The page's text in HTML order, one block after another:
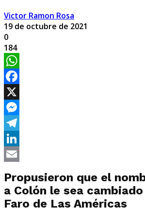
Victor Ramon Rosa
19 de octubre de 2021
0
184
WhatsApp
Facebook
X
Messenger
Telegram
LinkedIn
Propusieron que el
a Colón le sea
Faro de Las Américas